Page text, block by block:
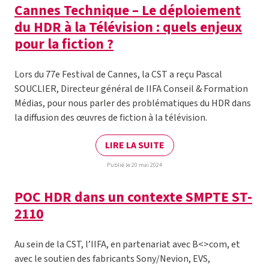
Cannes Technique – Le déploiement
du HDR à la Télévision : quels enjeux
pour la fiction ?
Lors du 77e Festival de Cannes, la CST a reçu Pascal
SOUCLIER, Directeur général de IIFA Conseil & Formation
Médias, pour nous parler des problématiques du HDR dans
la diffusion des œuvres de fiction à la télévision.
LIRE LA SUITE
Publié le 20 mai 2024
POC HDR dans un contexte SMPTE ST-
2110
Au sein de la CST, l’IIFA, en partenariat avec B<>com, et
avec le soutien des fabricants Sony/Nevion, EVS,